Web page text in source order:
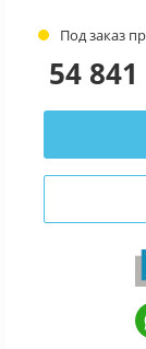
Под заказ
54 841